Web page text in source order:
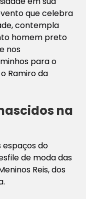
que celebra
contempla
homem preto
nos
para o
Ramiro da
na
espaços do
de moda das
Reis, dos